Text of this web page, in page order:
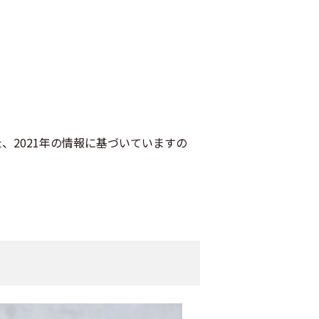
2021年の情報に基づいていますの